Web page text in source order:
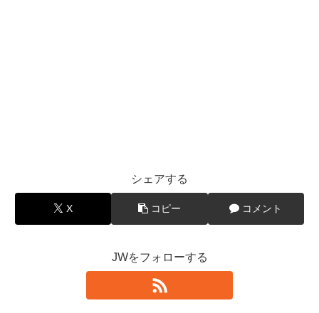
シェアする
X コピー コメント
JWをフォローする